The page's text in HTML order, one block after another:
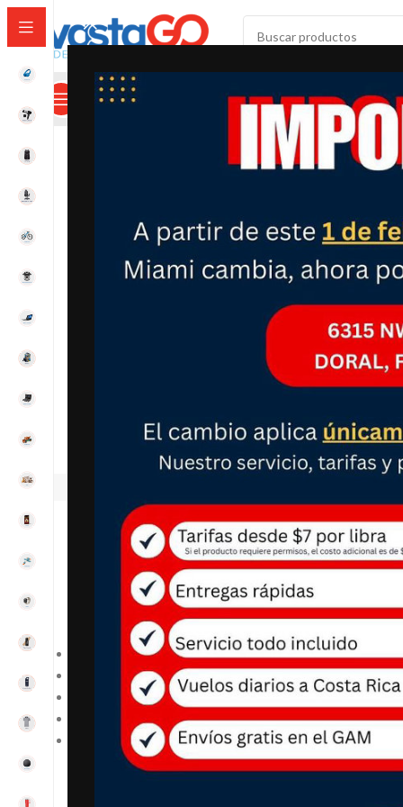
Categorías Calculadora De Envíos
Clic para ampliar
DESCRIPCIÓN
Reloj plateado con bisel azul marcado y gráfico de
Caja de metal de 1.260 in con ventana de esfera de
Movimiento de cuarzo con pantalla analógica.
Banda de goma con cierre de hebilla.
No es resistente al agua.